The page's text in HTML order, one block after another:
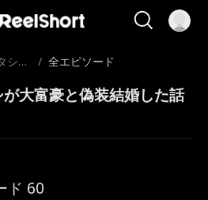
シが
/ 全エピソード
大富豪と偽装結婚した話
ド 60